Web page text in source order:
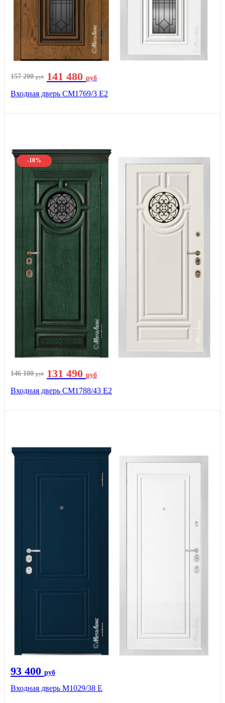
157 200руб 141 480 руб
Входная дверь СМ1769/3 Е2
-10%
146 100руб 131 490 руб
Входная дверь СМ1788/43 E2
93 400 руб
Входная дверь М1029/38 E